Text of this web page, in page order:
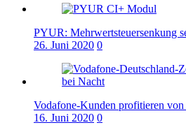
PYUR: Mehrwertsteuersenkung
26. Juni 2020 0
Vodafone-Kunden profitieren
16. Juni 2020 0